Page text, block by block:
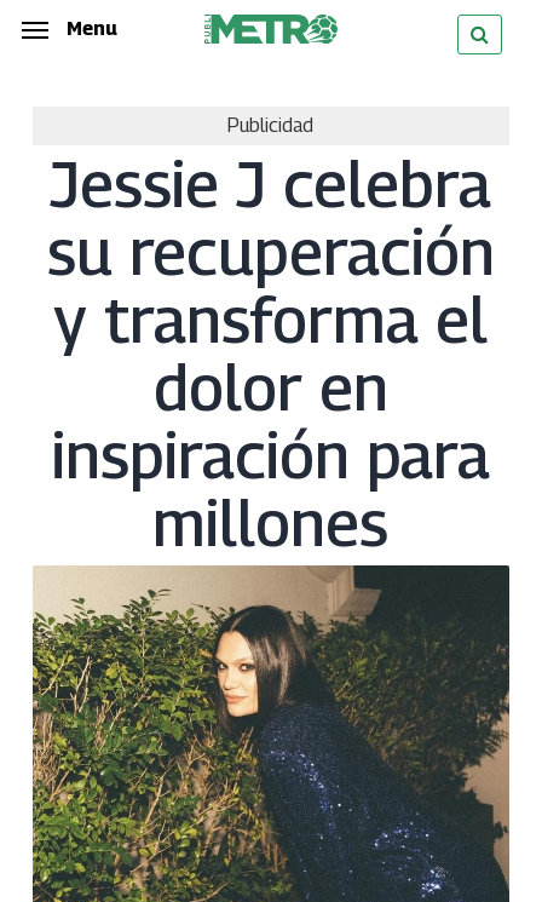
Skip
Menu
Publicidad
Jessie J celebra
su recuperación
y transforma el
dolor en
inspiración para
millones
Menu